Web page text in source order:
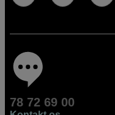
78 72 69 00